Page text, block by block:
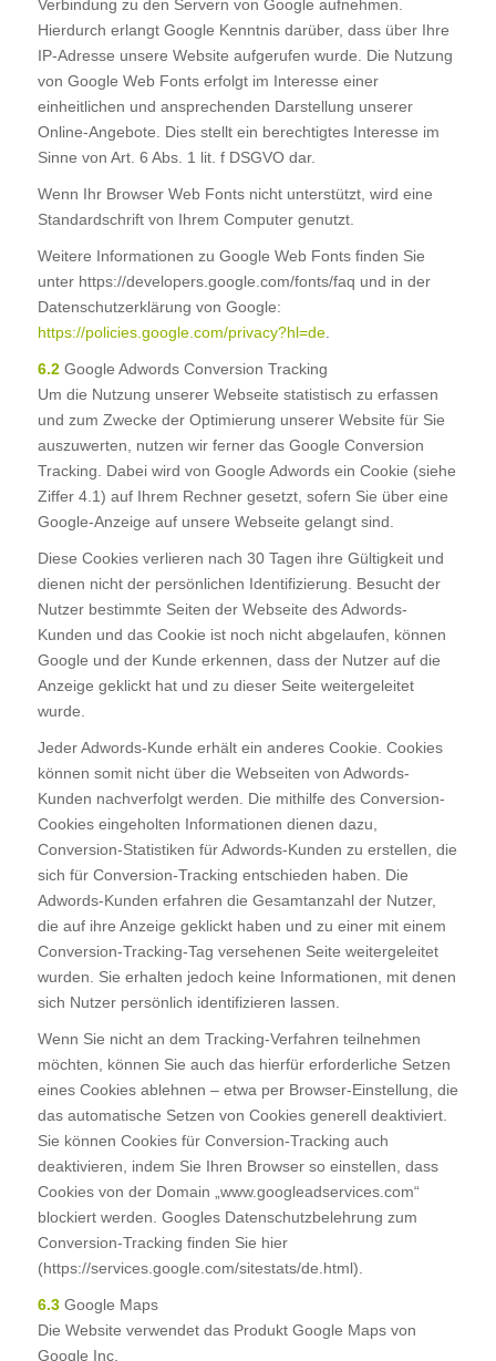
Verbindung zu den Servern von Google aufnehmen.
Hierdurch erlangt Google Kenntnis darüber, dass über Ihre
IP-Adresse unsere Website aufgerufen wurde. Die Nutzung
von Google Web Fonts erfolgt im Interesse einer
einheitlichen und ansprechenden Darstellung unserer
Online-Angebote. Dies stellt ein berechtigtes Interesse im
Sinne von Art. 6 Abs. 1 lit. f DSGVO dar.
Wenn Ihr Browser Web Fonts nicht unterstützt, wird eine
Standardschrift von Ihrem Computer genutzt.
Weitere Informationen zu Google Web Fonts finden Sie
unter https://developers.google.com/fonts/faq und in der
Datenschutzerklärung von Google:
https://policies.google.com/privacy?hl=de.
6.2 Google Adwords Conversion Tracking
Um die Nutzung unserer Webseite statistisch zu erfassen
und zum Zwecke der Optimierung unserer Website für Sie
auszuwerten, nutzen wir ferner das Google Conversion
Tracking. Dabei wird von Google Adwords ein Cookie (siehe
Ziffer 4.1) auf Ihrem Rechner gesetzt, sofern Sie über eine
Google-Anzeige auf unsere Webseite gelangt sind.
Diese Cookies verlieren nach 30 Tagen ihre Gültigkeit und
dienen nicht der persönlichen Identifizierung. Besucht der
Nutzer bestimmte Seiten der Webseite des Adwords-
Kunden und das Cookie ist noch nicht abgelaufen, können
Google und der Kunde erkennen, dass der Nutzer auf die
Anzeige geklickt hat und zu dieser Seite weitergeleitet
wurde.
Jeder Adwords-Kunde erhält ein anderes Cookie. Cookies
können somit nicht über die Webseiten von Adwords-
Kunden nachverfolgt werden. Die mithilfe des Conversion-
Cookies eingeholten Informationen dienen dazu,
Conversion-Statistiken für Adwords-Kunden zu erstellen, die
sich für Conversion-Tracking entschieden haben. Die
Adwords-Kunden erfahren die Gesamtanzahl der Nutzer,
die auf ihre Anzeige geklickt haben und zu einer mit einem
Conversion-Tracking-Tag versehenen Seite weitergeleitet
wurden. Sie erhalten jedoch keine Informationen, mit denen
sich Nutzer persönlich identifizieren lassen.
Wenn Sie nicht an dem Tracking-Verfahren teilnehmen
möchten, können Sie auch das hierfür erforderliche Setzen
eines Cookies ablehnen – etwa per Browser-Einstellung, die
das automatische Setzen von Cookies generell deaktiviert.
Sie können Cookies für Conversion-Tracking auch
deaktivieren, indem Sie Ihren Browser so einstellen, dass
Cookies von der Domain „www.googleadservices.com“
blockiert werden. Googles Datenschutzbelehrung zum
Conversion-Tracking finden Sie hier
(https://services.google.com/sitestats/de.html).
6.3 Google Maps
Die Website verwendet das Produkt Google Maps von
Google Inc.